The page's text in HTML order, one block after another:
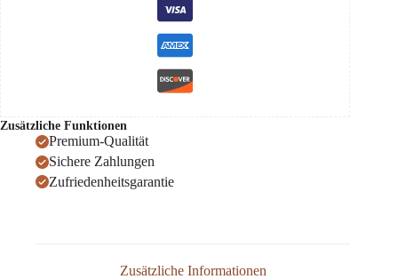
Zusätzliche Funktionen
Premium-Qualität
Sichere Zahlungen
Zufriedenheitsgarantie
Zusätzliche Informationen